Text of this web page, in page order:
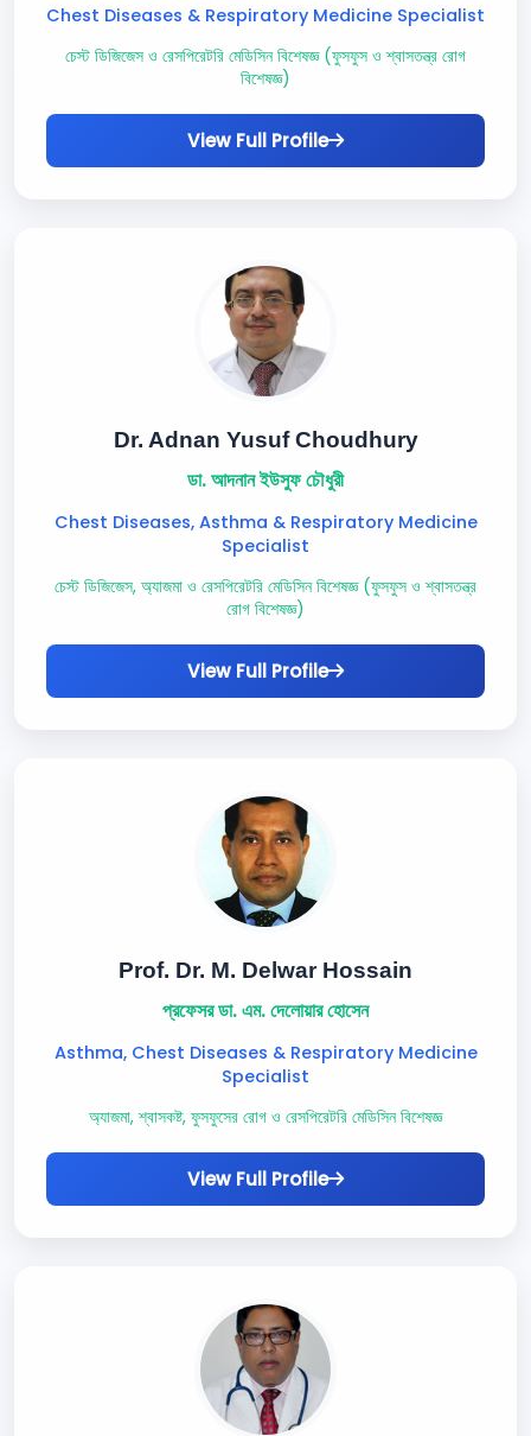
Chest Diseases & Respiratory Medicine Specialist
চেস্ট ডিজিজেস ও রেসপিরেটরি মেডিসিন বিশেষজ্ঞ (ফুসফুস ও শ্বাসতন্ত্র রোগ
বিশেষজ্ঞ)
View Full Profile
Dr. Adnan Yusuf Choudhury
ডা. আদনান ইউসুফ চৌধুরী
Chest Diseases, Asthma & Respiratory Medicine
Specialist
চেস্ট ডিজিজেস, অ্যাজমা ও রেসপিরেটরি মেডিসিন বিশেষজ্ঞ (ফুসফুস ও শ্বাসতন্ত্র
রোগ বিশেষজ্ঞ)
View Full Profile
Prof. Dr. M. Delwar Hossain
প্রফেসর ডা. এম. দেলোয়ার হোসেন
Asthma, Chest Diseases & Respiratory Medicine
Specialist
অ্যাজমা, শ্বাসকষ্ট, ফুসফুসের রোগ ও রেসপিরেটরি মেডিসিন বিশেষজ্ঞ
View Full Profile